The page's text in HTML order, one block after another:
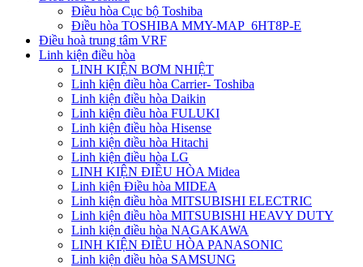
Điều hòa Cục bộ Toshiba
Điều hòa TOSHIBA MMY-MAP_6HT8P-E
Điều hoà trung tâm VRF
Linh kiện điều hòa
LINH KIỆN BƠM NHIỆT
Linh kiện điều hòa Carrier- Toshiba
Linh kiện điều hòa Daikin
Linh kiện điều hòa FULUKI
Linh kiện điều hòa Hisense
Linh kiện điều hòa Hitachi
Linh kiện điều hòa LG
LINH KIỆN ĐIỀU HÒA Midea
Linh kiện Điều hòa MIDEA
Linh kiện điều hòa MITSUBISHI ELECTRIC
Linh kiện điều hòa MITSUBISHI HEAVY DUTY
Linh kiện điều hòa NAGAKAWA
LINH KIỆN ĐIỀU HÒA PANASONIC
Linh kiện điều hòa SAMSUNG